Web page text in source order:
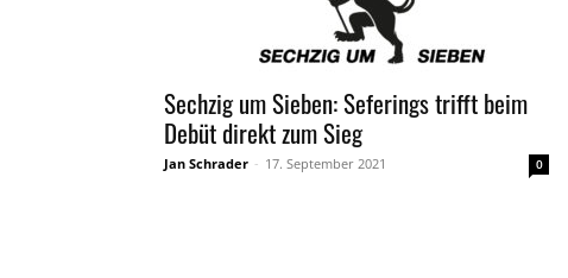
Sechzig um Sieben: Seferings trifft beim
Debüt direkt zum Sieg
Jan Schrader - 17. September 2021 0